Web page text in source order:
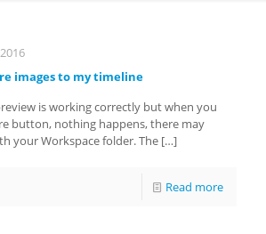
images to my timeline
is working correctly but when you
button, nothing happens, there may
your Workspace folder. The […]
Read more